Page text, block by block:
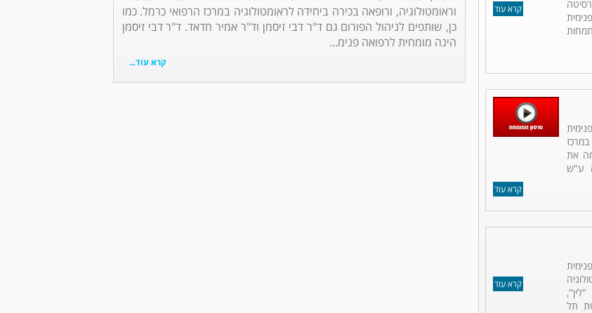
וראומטולוגיה, ורופאה בכירה ביחידה לראומטולוגיה במרכז הרפואי כרמל. כמו
כן, שותפים לניהול הפורום גם ד"ר דבי זיסמן וד"ר אמיר חדאד. ד"ר דבי זיסמן
הינה מומחית לרפואה פנימ...
קרא עוד...
קרא עוד
קרא עוד
את
ע"ש
קרא עוד
תל